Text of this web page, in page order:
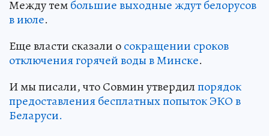
Между тембольшие выходные ждут белорусов
в июле.
Еще власти сказали осокращении сроков
отключения горячей воды в Минске.
И мы писали, что Совмин утвердилпорядок
предоставления бесплатных попыток ЭКО в
Беларуси.